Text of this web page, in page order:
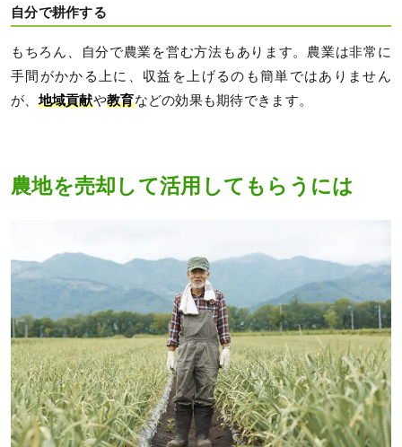
自分で耕作する
もちろん、自分で農業を営む方法もあります。農業は非常に
手間がかかる上に、収益を上げるのも簡単ではありません
が、地域貢献や教育などの効果も期待できます。
農地を売却して活用してもらうには